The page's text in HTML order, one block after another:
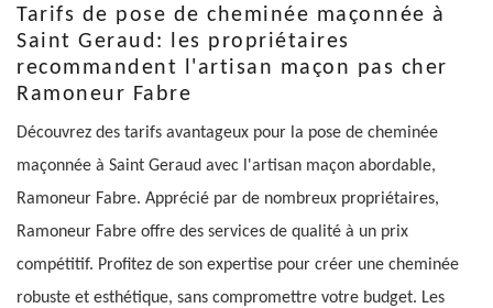
Tarifs de pose de cheminée maçonnée à
Saint Geraud: les propriétaires
recommandent l'artisan maçon pas cher
Ramoneur Fabre
Découvrez des tarifs avantageux pour la pose de cheminée
maçonnée à Saint Geraud avec l'artisan maçon abordable,
Ramoneur Fabre. Apprécié par de nombreux propriétaires,
Ramoneur Fabre offre des services de qualité à un prix
compétitif. Profitez de son expertise pour créer une cheminée
robuste et esthétique, sans compromettre votre budget. Les